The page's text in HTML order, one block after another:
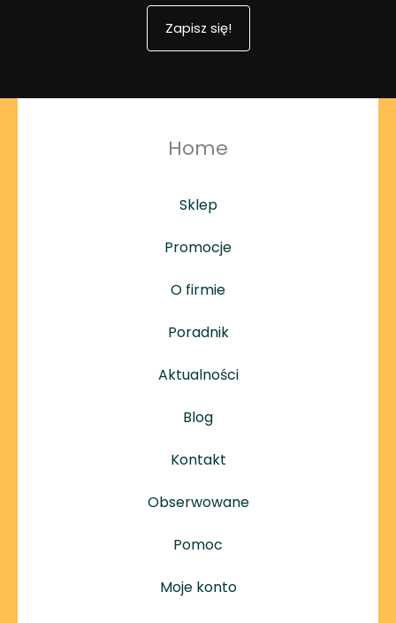
Zapisz się!
Home
Sklep
Promocje
O firmie
Poradnik
Aktualności
Blog
Kontakt
Obserwowane
Pomoc
Moje konto